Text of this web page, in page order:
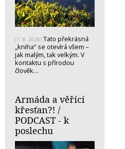
(7. 8. 2026) Tato překrásná
„kniha“ se otevírá všem –
jak malým, tak velkým. V
kontaktu s přírodou
člověk…
Armáda a věřící
křesťan?! /
PODCAST - k
poslechu